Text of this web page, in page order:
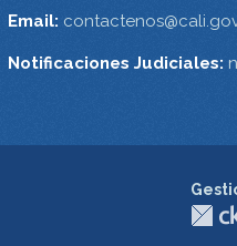
Email:
Notificaciones Judiciales: